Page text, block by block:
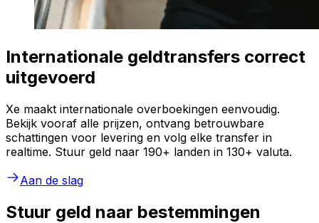
Internationale geldtransfers correct
uitgevoerd
Xe maakt internationale overboekingen eenvoudig.
Bekijk vooraf alle prijzen, ontvang betrouwbare
schattingen voor levering en volg elke transfer in
realtime. Stuur geld naar 190+ landen in 130+ valuta.
Aan de slag
Stuur geld naar bestemmingen